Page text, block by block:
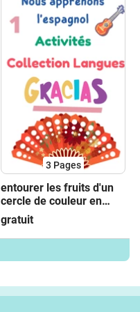
3 Pages
entourer les fruits d'un
cercle de couleur en
espagnol
gratuit